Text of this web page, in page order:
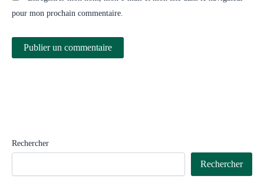
pour mon prochain commentaire.
Rechercher
Rechercher